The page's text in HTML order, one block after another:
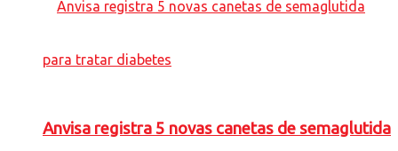
Anvisa registra 5 novas canetas de semaglutida